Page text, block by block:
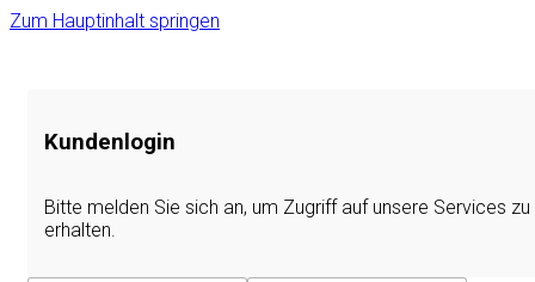
Zum Hauptinhalt springen
Kundenlogin
Bitte melden Sie sich an, um Zugriff auf unsere Services zu
erhalten.